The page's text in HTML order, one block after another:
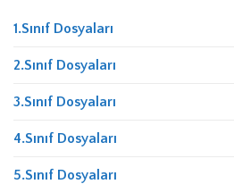
1.Sınıf Dosyaları
2.Sınıf Dosyaları
3.Sınıf Dosyaları
4.Sınıf Dosyaları
5.Sınıf Dosyaları